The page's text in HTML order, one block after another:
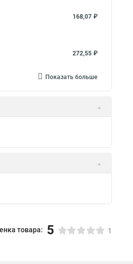
168,07 ₽
272,55 ₽
Показать больше
товара: 5 1